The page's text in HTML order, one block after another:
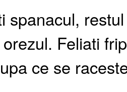
spanacul,
Feliati
ce se